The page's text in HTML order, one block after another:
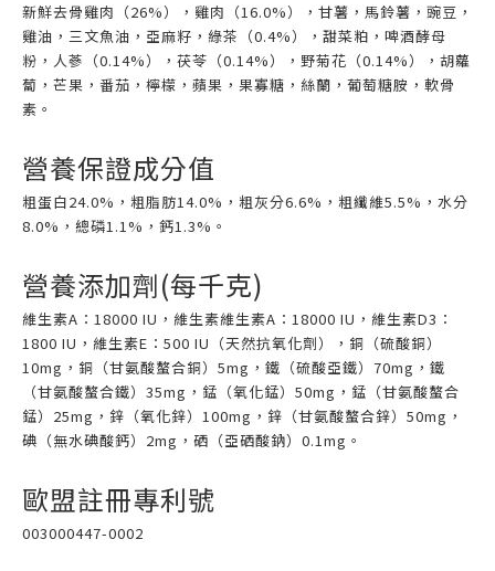
新鮮去骨雞肉（26%），雞肉（16.0%），甘薯，馬鈴薯，豌豆，
雞油，三文魚油，亞麻籽，綠茶（0.4%），甜菜粕，啤酒酵母
粉，人蔘（0.14%），茯苓（0.14%），野菊花（0.14%），胡蘿
蔔，芒果，番茄，檸檬，蘋果，果寡糖，絲蘭，葡萄糖胺，軟骨
素。
營養保證成分值
粗蛋白24.0%，粗脂肪14.0%，粗灰分6.6%，粗纖維5.5%，水分
8.0%，總磷1.1%，鈣1.3%。
營養添加劑(每千克)
維生素A：18000 IU，維生素維生素A：18000 IU，維生素D3：
1800 IU，維生素E：500 IU（天然抗氧化劑），銅（硫酸銅）
10mg，銅（甘氨酸螯合銅）5mg，鐵（硫酸亞鐵）70mg，鐵
（甘氨酸螯合鐵）35mg，錳（氧化錳）50mg，錳（甘氨酸螯合
錳）25mg，鋅（氧化鋅）100mg，鋅（甘氨酸螯合鋅）50mg，
碘（無水碘酸鈣）2mg，硒（亞硒酸鈉）0.1mg。
歐盟註冊專利號
003000447-0002